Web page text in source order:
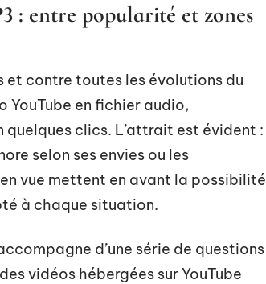
: entre popularité et zones
et contre toutes les évolutions du
YouTube en fichier audio,
clics. L’attrait est évident :
selon ses envies ou les
vue mettent en avant la possibilité
à chaque situation.
d’une série de questions
vidéos hébergées sur YouTube